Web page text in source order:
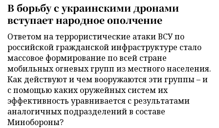
В борьбу с украинскими дронами
вступает народное ополчение
Ответом на террористические атаки ВСУ по
российской гражданской инфраструктуре стало
массовое формирование по всей стране
мобильных огневых групп из местного населения.
Как действуют и чем вооружаются эти группы – и
с помощью каких оружейных систем их
эффективность уравнивается с результатами
аналогичных подразделений в составе
Минобороны?